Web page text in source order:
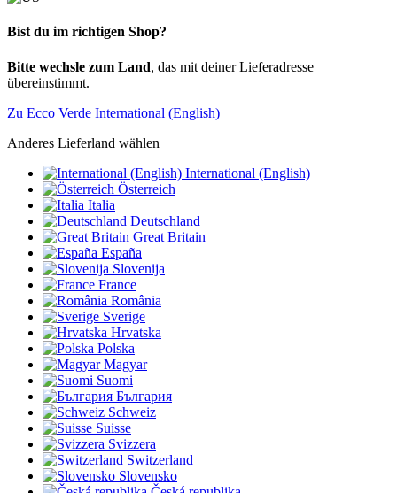
Bist du im richtigen Shop?
Bitte wechsle zum Land, das mit deiner Lieferadresse
übereinstimmt.
Zu Ecco Verde International (English)
Anderes Lieferland wählen
International (English)
Österreich
Italia
Deutschland
Great Britain
España
Slovenija
France
România
Sverige
Hrvatska
Polska
Magyar
Suomi
България
Schweiz
Suisse
Svizzera
Switzerland
Slovensko